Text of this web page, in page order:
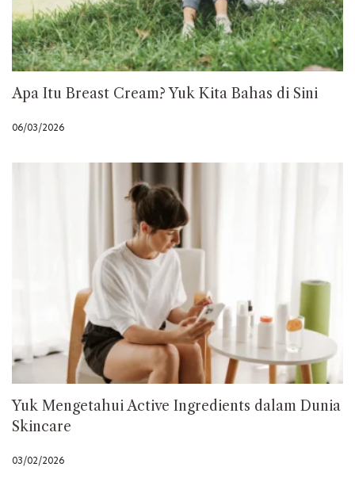
Apa Itu Breast Cream? Yuk Kita Bahas di Sini
06/03/2026
Yuk Mengetahui Active Ingredients dalam Dunia
Skincare
03/02/2026